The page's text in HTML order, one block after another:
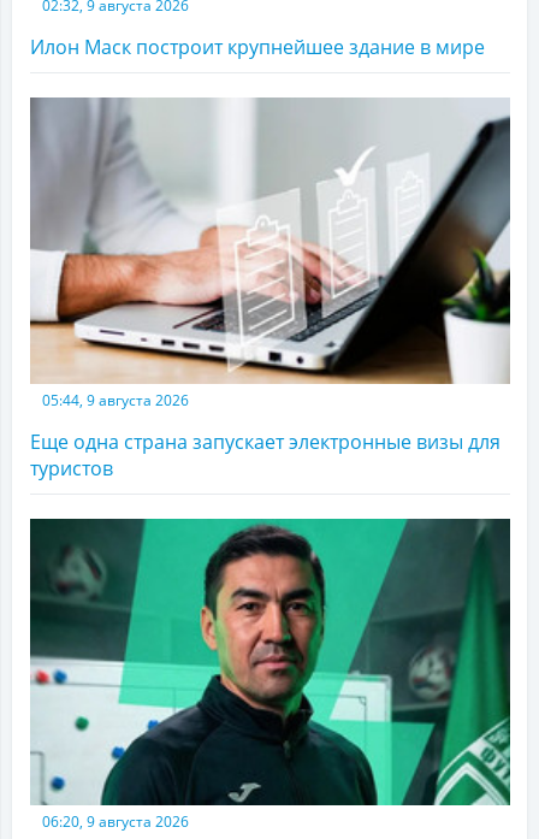
02:32, 9 августа 2026
Илон Маск построит крупнейшее здание в мире
05:44, 9 августа 2026
Еще одна страна запускает электронные визы для
туристов
06:20, 9 августа 2026